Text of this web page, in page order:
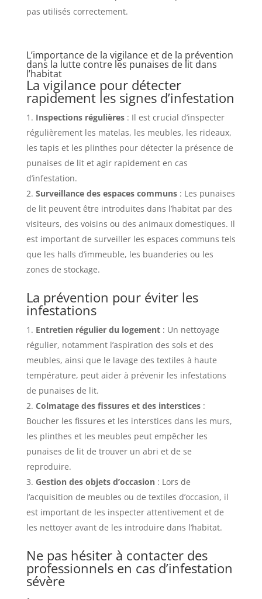
pas utilisés correctement.
L’importance de la vigilance et de la prévention
dans la lutte contre les punaises de lit dans
l’habitat
La vigilance pour détecter
rapidement les signes d’infestation
Inspections régulières: Il est crucial d’inspecter
régulièrement les matelas, les meubles, les rideaux,
les tapis et les plinthes pour détecter la présence de
punaises de lit et agir rapidement en cas
d’infestation.
Surveillance des espaces communs: Les punaises
de lit peuvent être introduites dans l’habitat par des
visiteurs, des voisins ou des animaux domestiques. Il
est important de surveiller les espaces communs tels
que les halls d’immeuble, les buanderies ou les
zones de stockage.
La prévention pour éviter les
infestations
Entretien régulier du logement: Un nettoyage
régulier, notamment l’aspiration des sols et des
meubles, ainsi que le lavage des textiles à haute
température, peut aider à prévenir les infestations
de punaises de lit.
Colmatage des fissures et des interstices:
Boucher les fissures et les interstices dans les murs,
les plinthes et les meubles peut empêcher les
punaises de lit de trouver un abri et de se
reproduire.
Gestion des objets d’occasion: Lors de
l’acquisition de meubles ou de textiles d’occasion, il
est important de les inspecter attentivement et de
les nettoyer avant de les introduire dans l’habitat.
Ne pas hésiter à contacter des
professionnels en cas d’infestation
sévère